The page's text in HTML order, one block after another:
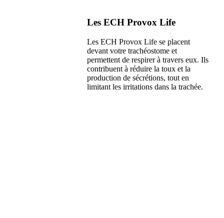
Les ECH Provox Life
Les ECH Provox Life se placent
devant votre trachéostome et
permettent de respirer à travers eux. Ils
contribuent à réduire la toux et la
production de sécrétions, tout en
limitant les irritations dans la trachée.